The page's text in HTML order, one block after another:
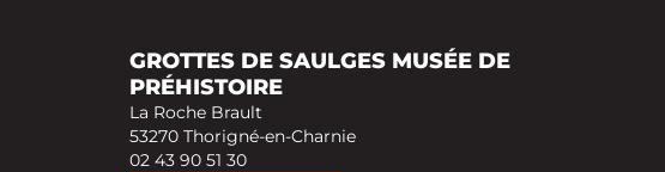
GROTTES DE SAULGES MUSÉE DE
PRÉHISTOIRE
La Roche Brault
53270 Thorigné-en-Charnie
02 43 90 51 30